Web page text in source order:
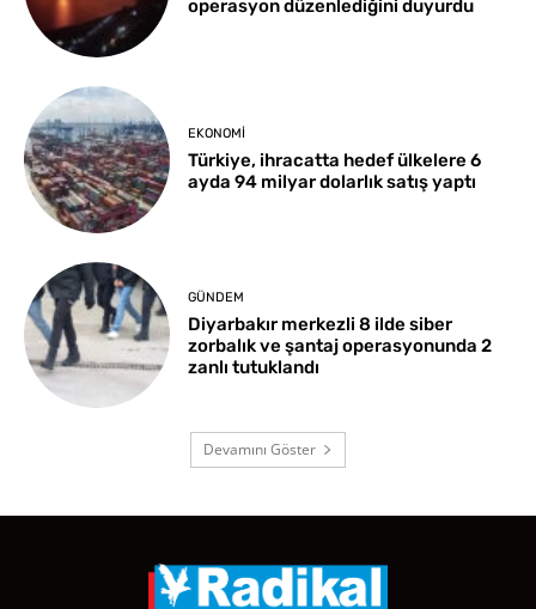
operasyon düzenlediğini duyurdu
EKONOMI
Türkiye, ihracatta hedef ülkelere 6
ayda 94 milyar dolarlık satış yaptı
GÜNDEM
Diyarbakır merkezli 8 ilde siber
zorbalık ve şantaj operasyonunda 2
zanlı tutuklandı
Devamını Göster